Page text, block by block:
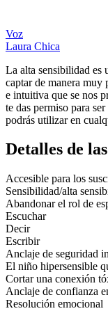
Voz
Laura Chica
La alta sensibilidad es
captar de manera
e intuitiva que se nos
te das permiso para
podrás utilizar en
Detalles de
Accesible para los
Sensibilidad/alta
Abandonar el rol de
Escuchar
Decir
Escribir
Anclaje de seguridad
El niño hipersensible
Cortar una conexión
Anclaje de confianza
Resolución emocional